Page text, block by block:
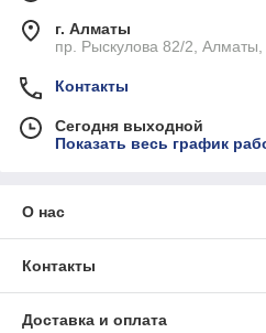
г. Алматы
пр. Рыскулова 82/2, Алматы,
Контакты
Сегодня выходной
Показать весь график
О нас
Контакты
Доставка и оплата